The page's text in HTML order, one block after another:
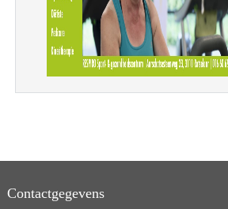
Contactgegevens